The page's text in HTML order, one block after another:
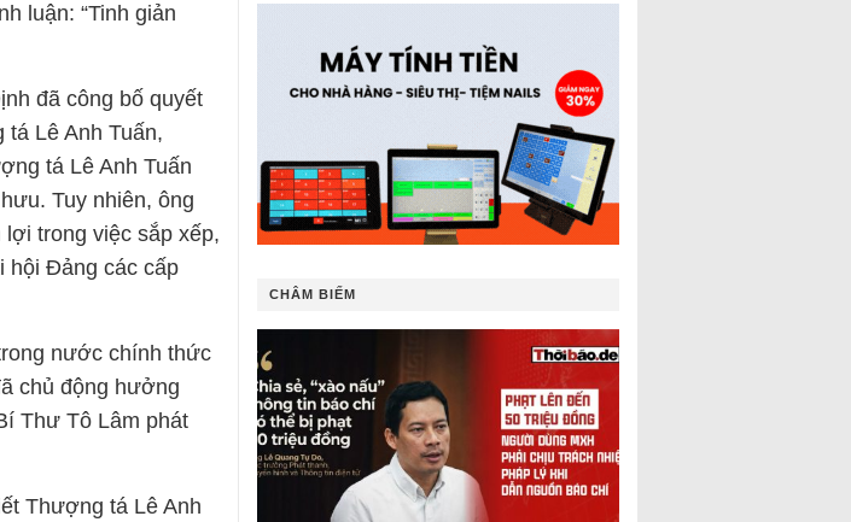
luận: “Tinh giản
đã công bố quyết
Lê Anh Tuấn,
tá Lê Anh Tuấn
Tuy nhiên, ông
trong việc sắp xếp,
hội Đảng các cấp
nước chính thức
chủ động hưởng
Thư Tô Lâm phát
Thượng tá Lê Anh
CHÂM BIẾM